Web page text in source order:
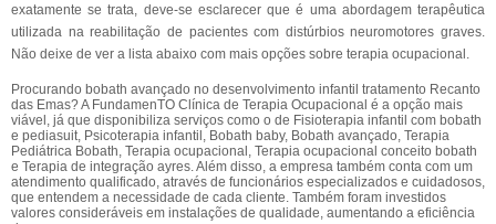
exatamente se trata, deve-se esclarecer que é uma abordagem terapêutica
utilizada na reabilitação de pacientes com distúrbios neuromotores graves.
Não deixe de ver a lista abaixo com mais opções sobre terapia ocupacional.
Procurando bobath avançado no desenvolvimento infantil tratamento Recanto
das Emas? A FundamenTO Clínica de Terapia Ocupacional é a opção mais
viável, já que disponibiliza serviços como o de Fisioterapia infantil com bobath
e pediasuit, Psicoterapia infantil, Bobath baby, Bobath avançado, Terapia
Pediátrica Bobath, Terapia ocupacional, Terapia ocupacional conceito bobath
e Terapia de integração ayres. Além disso, a empresa também conta com um
atendimento qualificado, através de funcionários especializados e cuidadosos,
que entendem a necessidade de cada cliente. Também foram investidos
valores consideráveis em instalações de qualidade, aumentando a eficiência